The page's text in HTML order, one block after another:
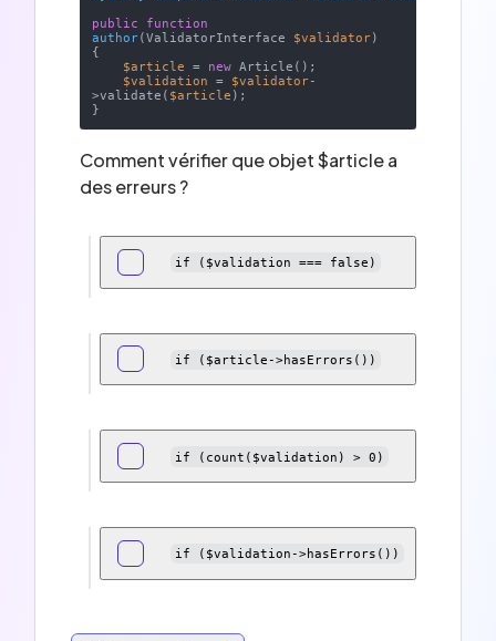
public
function
author(ValidatorInterface $validator
{
$article = new Article();
$validation = $validator-
>validate( $article );
Comment vérifier que objet $article a
des erreurs ?
if ($validation === false)
if ($article->hasErrors())
if (count($validation) > 0)
if ($validation->hasErrors())